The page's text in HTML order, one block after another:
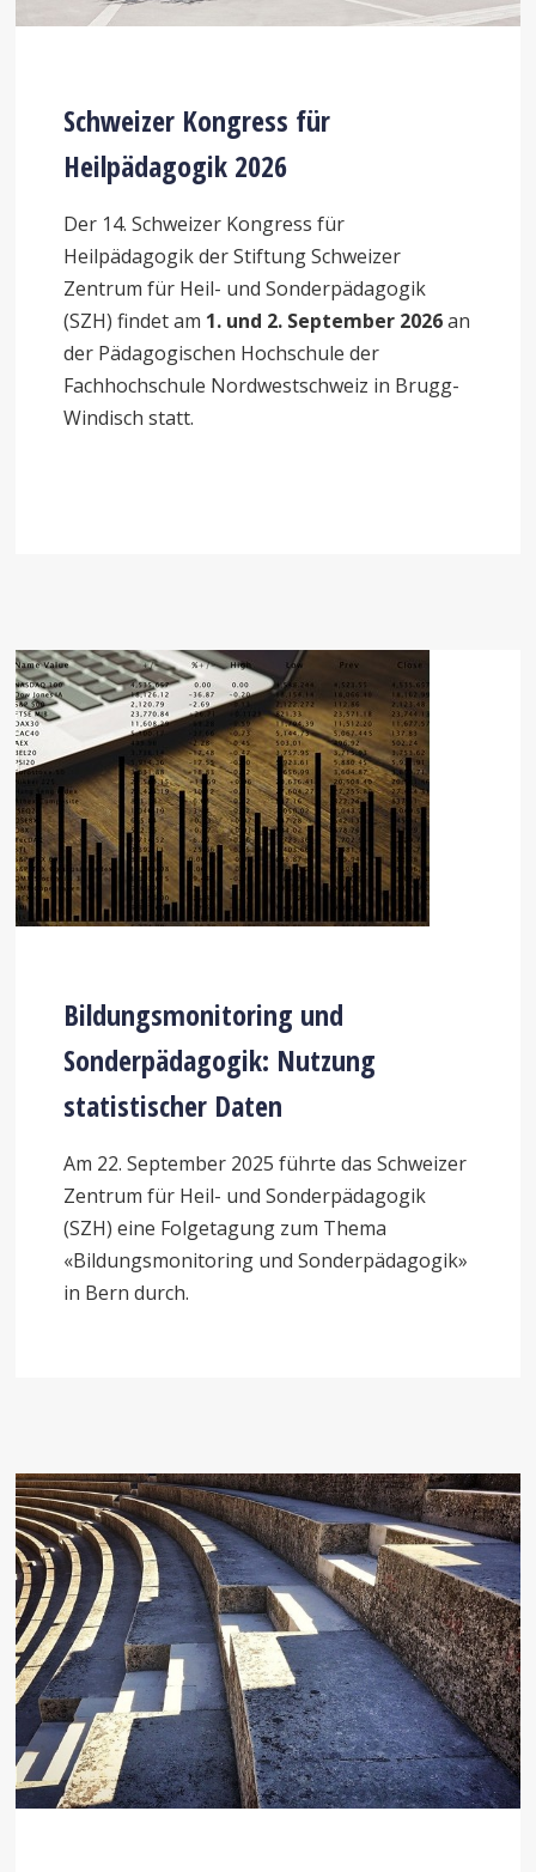
Schweizer Kongress für
Heilpädagogik 2026
Der 14. Schweizer Kongress für
Heilpädagogik der Stiftung Schweizer
Zentrum für Heil- und Sonderpädagogik
(SZH) findet am 1. und 2. September 2026an
der Pädagogischen Hochschule der
Fachhochschule Nordwestschweiz in Brugg-
Windisch statt.
Bildungsmonitoring und
Sonderpädagogik: Nutzung
statistischer Daten
Am 22. September 2025 führte das Schweizer
Zentrum für Heil- und Sonderpädagogik
(SZH) eine Folgetagung zum Thema
«Bildungsmonitoring und Sonderpädagogik»
in Bern durch.